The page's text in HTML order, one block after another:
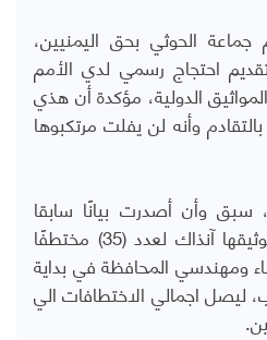
الحوثي بحق اليمنيين،
احتجاج رسمي لدي الأمم
الدولية، مؤكدة أن هذي
وأنه لن يفلت مرتكبوها
سبق وأن أصدرت بيانًا سابقا
متعلقا بالحملة الحوثية وتوثيقها آنذاك لعدد (35) مختطفًا
ومهندسي المحافظة في بداية
ليصل اجمالي الاختطافات الي